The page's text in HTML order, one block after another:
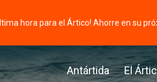
hora para el Ártico! Ahorre en su
Antártida El